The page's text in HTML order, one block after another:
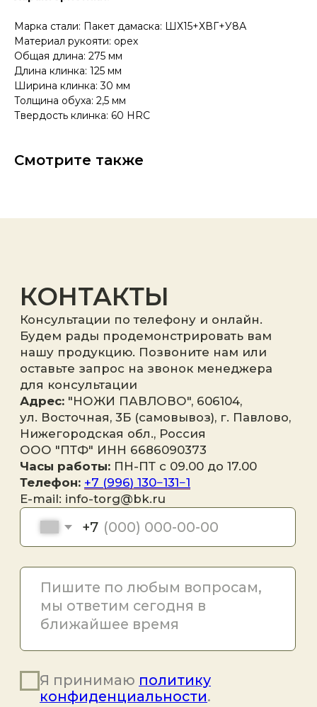
Марка стали: Пакет дамаска: ШХ15+ХВГ+У8А
Материал рукояти: орех
Общая длина: 275 мм
Длина клинка: 125 мм
Ширина клинка: 30 мм
Толщина обуха: 2,5 мм
Твердость клинка: 60 HRC
Смотрите также
нашу продукцию. Позвоните нам или
оставьте запрос на звонок менеджера
для консультации
Адрес:"НОЖИ ПАВЛОВО", 606104,
ул. Восточная, 3Б (самовывоз), г. Павлово,
Нижегородская обл., Россия
ООО "ПТФ" ИНН 6686090373
Часы работы: ПН-ПТ с 09.00 до 17.00
Телефон: +7 (996) 130−131−1
Отправить